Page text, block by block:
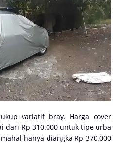
variatif bray. Harga cover
dari Rp 310.000 untuk tipe urba
hanya diangka Rp 370.000